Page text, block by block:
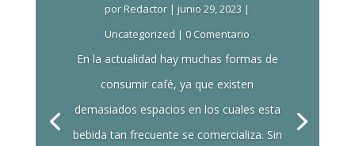
por Redactor |junio 29, 2023 |
Uncategorized | 0 Comentario
En la actualidad hay muchas formas de
consumir café, ya que existen
demasiados espacios en los cuales esta
bebida tan frecuente se comercializa. Sin